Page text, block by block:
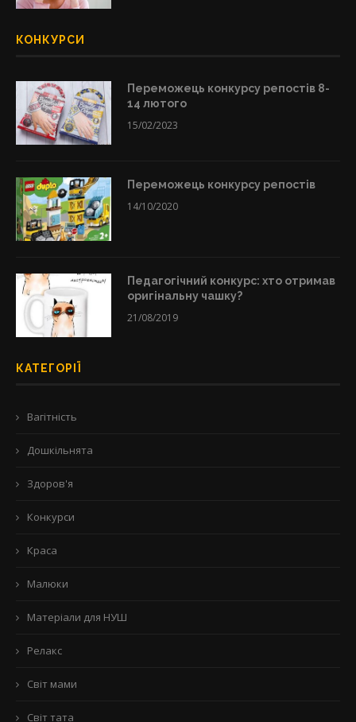
КОНКУРСИ
Переможець конкурсу репостів 8-
14 лютого
15/02/2023
Переможець конкурсу репостів
14/10/2020
Педагогічний конкурс: хто отримав
оригінальну чашку?
21/08/2019
КАТЕГОРІЇ
Вагітність
Дошкільнята
Здоров'я
Конкурси
Краса
Малюки
Матеріали для НУШ
Релакс
Світ мами
Світ тата